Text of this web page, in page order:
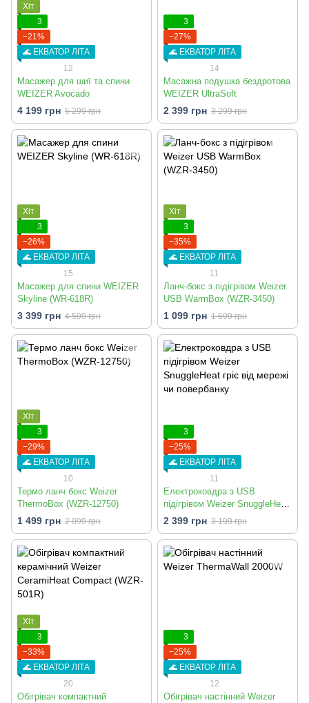
Хіт
3
−21%
🌊 ЕКВАТОР ЛІТА
12
Масажер для шиї та спини
WEIZER Avocado
4 199 грн 5 299 грн
3
−27%
🌊 ЕКВАТОР ЛІТА
14
Масажна подушка бездротова
WEIZER UltraSoft
2 399 грн 3 299 грн
Хіт
3
−26%
🌊 ЕКВАТОР ЛІТА
15
Масажер для спини WEIZER
Skyline (WR-618R)
3 399 грн 4 599 грн
Хіт
3
−35%
🌊 ЕКВАТОР ЛІТА
11
Ланч-бокс з підігрівом Weizer
USB WarmBox (WZR-3450)
1 099 грн 1 699 грн
Хіт
3
−29%
🌊 ЕКВАТОР ЛІТА
10
Термо ланч бокс Weizer
ThermoBox (WZR-12750)
1 499 грн 2 099 грн
3
−25%
🌊 ЕКВАТОР ЛІТА
11
Електроковдра з USB
підігрівом Weizer SnuggleHeat
гріє від мережі чи повербанку
2 399 грн 3 199 грн
Хіт
3
−33%
🌊 ЕКВАТОР ЛІТА
20
Обігрівач компактний
3
−25%
🌊 ЕКВАТОР ЛІТА
12
Обігрівач настінний Weizer